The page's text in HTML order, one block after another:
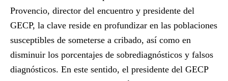
Provencio, director del encuentro y presidente del
GECP, la clave reside en profundizar en las poblaciones
susceptibles de someterse a cribado, así como en
disminuir los porcentajes de sobrediagnósticos y falsos
diagnósticos. En este sentido, el presidente del GECP